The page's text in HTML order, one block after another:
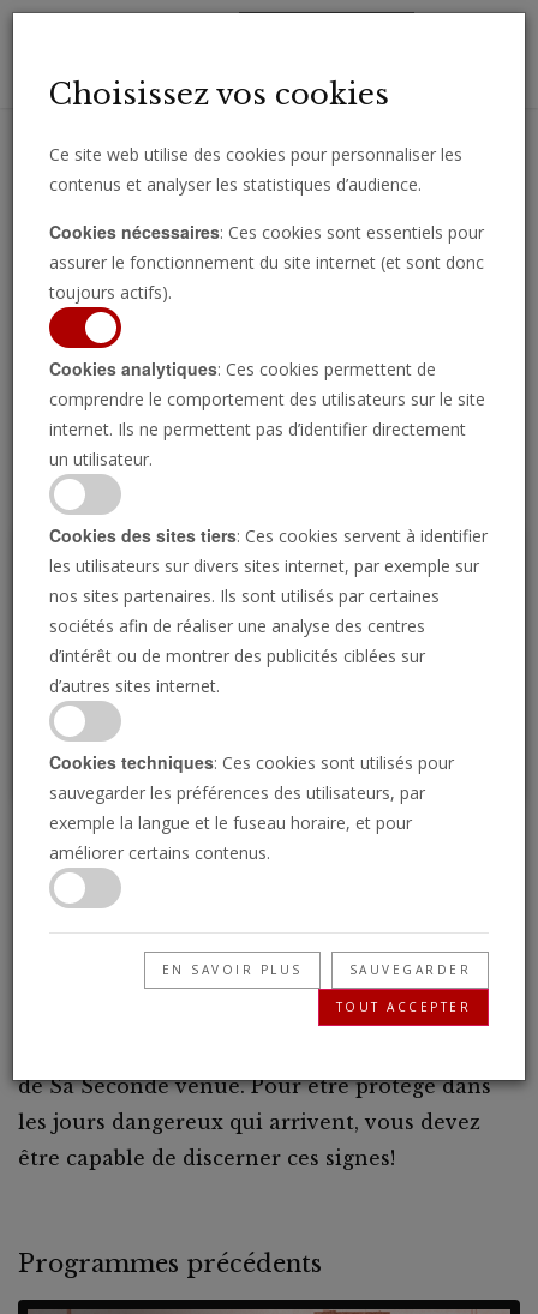
importantes directement par e-mail.
Regarder l’émission
P
L’avènement du Christ
est juste à la porte
04/10/2024 • 24 Minutes
Jésus-Christ était le plus grand prophète de
de Sa Seconde venue. Pour être protégé dans
les jours dangereux qui arrivent, vous devez
être capable de discerner ces signes!
Programmes précédents
Choisissez vos cookies
Ce site web utilise des cookies pour personnaliser les
contenus et analyser les statistiques d’audience.
Cookies nécessaires: Ces cookies sont essentiels pour
assurer le fonctionnement du site internet (et sont donc
toujours actifs).
Cookies analytiques: Ces cookies permettent de
comprendre le comportement des utilisateurs sur le site
internet. Ils ne permettent pas d’identifier directement
un utilisateur.
Cookies des sites tiers: Ces cookies servent à identifier
les utilisateurs sur divers sites internet, par exemple sur
nos sites partenaires. Ils sont utilisés par certaines
sociétés afin de réaliser une analyse des centres
d’intérêt ou de montrer des publicités ciblées sur
d’autres sites internet.
Cookies techniques: Ces cookies sont utilisés pour
sauvegarder les préférences des utilisateurs, par
exemple la langue et le fuseau horaire, et pour
améliorer certains contenus.
EN SAVOIR PLUS SAUVEGARDER
TOUT ACCEPTER